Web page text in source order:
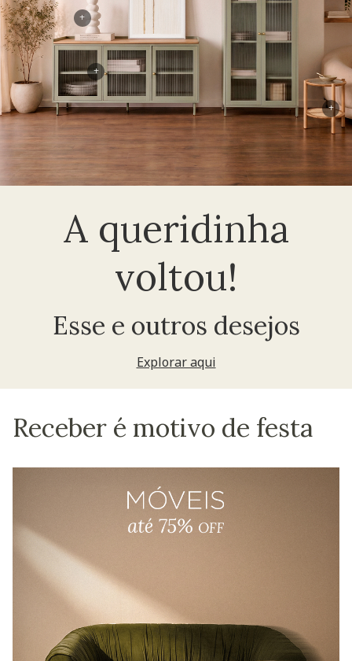
A queridinha
voltou!
Esse e outros desejos
Explorar aqui
+
+
+
Receber é motivo de festa